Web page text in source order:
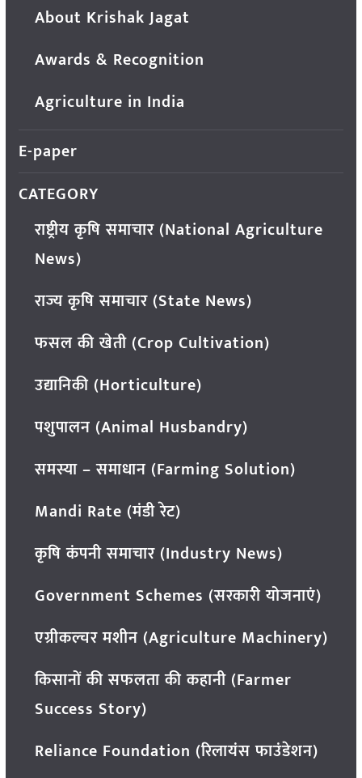
About Krishak Jagat
Awards & Recognition
Agriculture in India
E-paper
CATEGORY
राष्ट्रीय कृषि समाचार (National Agriculture
News)
राज्य कृषि समाचार (State News)
फसल की खेती (Crop Cultivation)
उद्यानिकी (Horticulture)
पशुपालन (Animal Husbandry)
समस्या – समाधान (Farming Solution)
Mandi Rate (मंडी रेट)
कृषि कंपनी समाचार (Industry News)
Government Schemes (सरकारी योजनाएं)
एग्रीकल्चर मशीन (Agriculture Machinery)
किसानों की सफलता की कहानी (Farmer
Success Story)
Reliance Foundation (रिलायंस फाउंडेशन)